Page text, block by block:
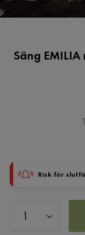
Säng
Risk för